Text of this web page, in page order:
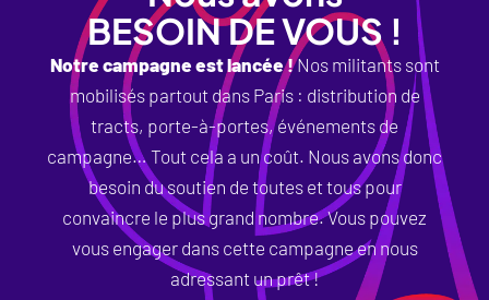
BESOIN DE VOUS !
Notre campagne est lancée !Nos militants sont
mobilisés partout dans Paris : distribution de
tracts, porte-à-portes, événements de
campagne… Tout cela a un coût. Nous avons donc
besoin du soutien de toutes et tous pour
convaincre le plus grand nombre. Vous pouvez
vous engager dans cette campagne en nous
adressant un prêt !